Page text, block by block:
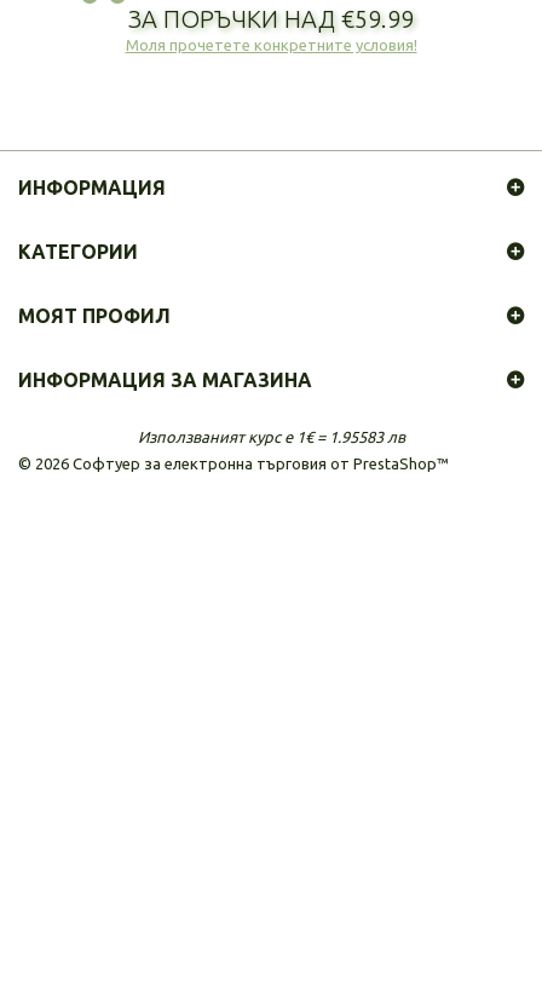
ЗА ПОРЪЧКИ НАД €59.99
Моля прочетете конкретните условия!
ИНФОРМАЦИЯ
© 2026 Софтуер за електронна търговия от PrestaShop™
КАТЕГОРИИ
МОЯТ ПРОФИЛ
ИНФОРМАЦИЯ ЗА МАГАЗИНА
Използваният курс е 1€ = 1.95583 лв